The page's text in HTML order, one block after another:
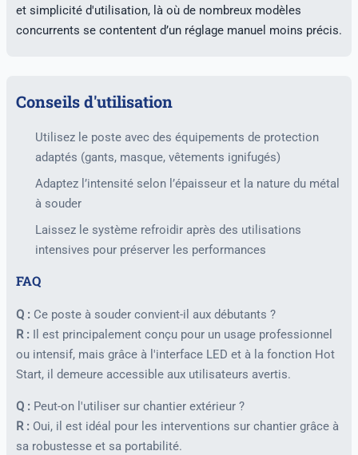
et simplicité d'utilisation, là où de nombreux modèles
concurrents se contentent d’un réglage manuel moins précis.
Conseils d'utilisation
Utilisez le poste avec des équipements de protection
adaptés (gants, masque, vêtements ignifugés)
Adaptez l’intensité selon l’épaisseur et la nature du métal
à souder
Laissez le système refroidir après des utilisations
intensives pour préserver les performances
FAQ
Q : Ce poste à souder convient-il aux débutants ?
R : Il est principalement conçu pour un usage professionnel
ou intensif, mais grâce à l'interface LED et à la fonction Hot
Start, il demeure accessible aux utilisateurs avertis.
Q : Peut-on l'utiliser sur chantier extérieur ?
R : Oui, il est idéal pour les interventions sur chantier grâce à
sa robustesse et sa portabilité.